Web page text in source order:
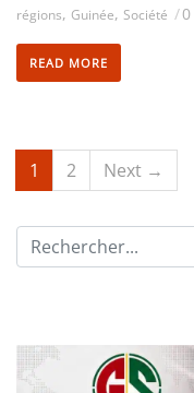
régions, Guinée, Société /
READ MORE
1 2 Next →